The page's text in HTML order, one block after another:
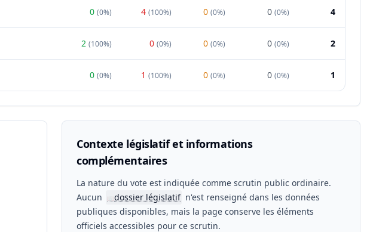
0 (0%) 4 (100%) 0 (0%) 0 (0%) 4
2 (100%) 0 (0%) 0 (0%) 0 (0%) 2
0 (0%) 1 (100%) 0 (0%) 0 (0%) 1
Contexte législatif et informations
complémentaires
La nature du vote est indiquée comme scrutin public ordinaire.
Aucun
📖dossier législatif n'est renseigné dans les données
publiques disponibles, mais la page conserve les éléments
officiels accessibles pour ce scrutin.